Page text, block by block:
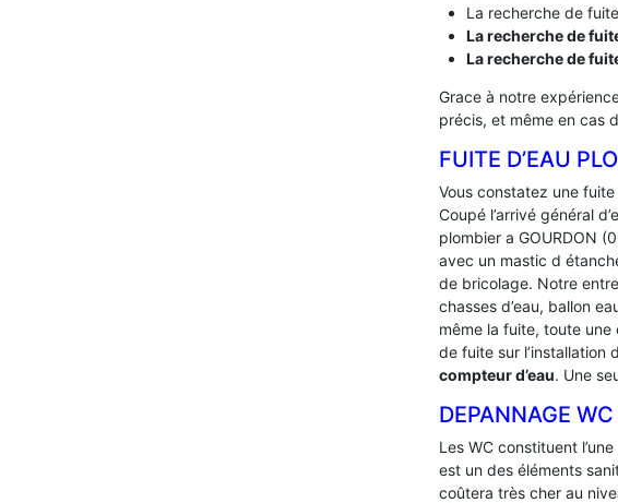
La recherche de
La recherche de
La recherche de
Grace à notre
précis, et même en cas
FUITE D’EAU
Vous constatez une fuite
Coupé l’arrivé général
plombier a GOURDON
avec un mastic d
de bricolage. Notre
chasses d’eau, ballon
même la fuite, toute une
de fuite sur l’installation
compteur d’eau. Une
DEPANNAGE
Les WC constituent
est un des éléments
coûtera très cher au